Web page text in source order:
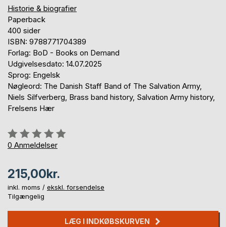
Historie & biografier
Paperback
400 sider
ISBN: 9788771704389
Forlag: BoD - Books on Demand
Udgivelsesdato: 14.07.2025
Sprog: Engelsk
Nøgleord: The Danish Staff Band of The Salvation Army,
Niels Silfverberg, Brass band history, Salvation Army history,
Frelsens Hær
Anmeldelse::
0%
0 Anmeldelser
215,00kr.
inkl. moms / ekskl. forsendelse
Tilgængelig
LÆG I INDKØBSKURVEN